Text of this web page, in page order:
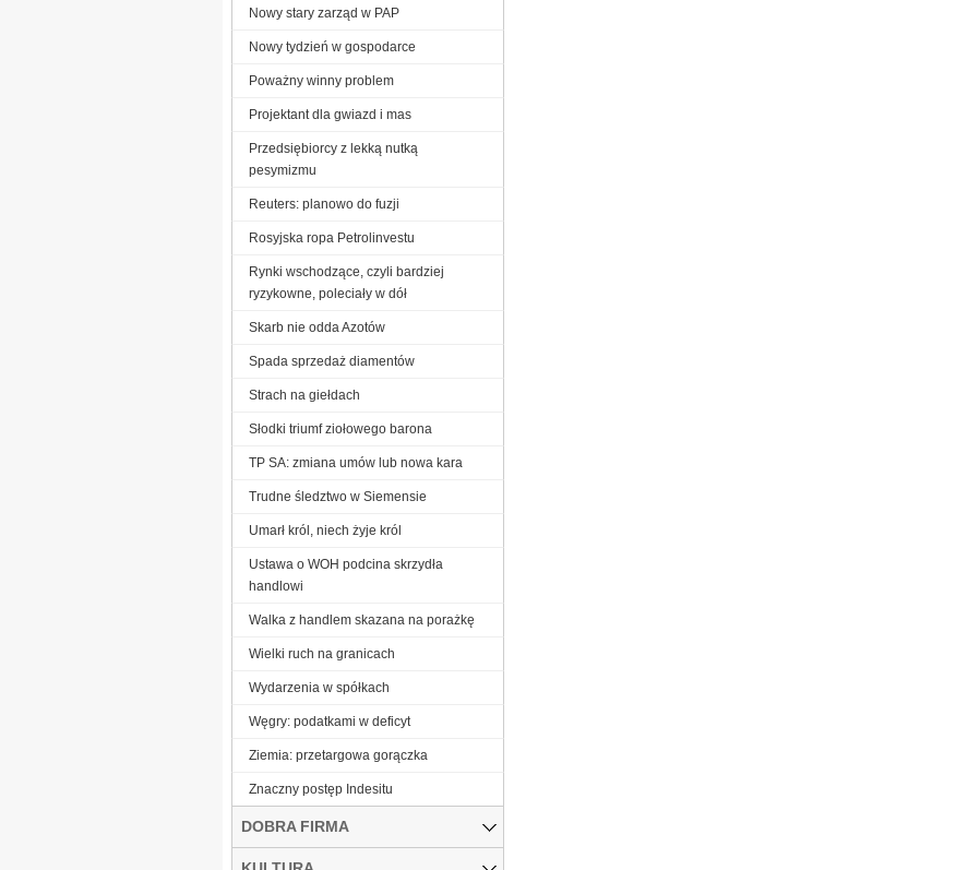
Nowy stary zarząd w PAP
Nowy tydzień w gospodarce
Poważny winny problem
Projektant dla gwiazd i mas
Przedsiębiorcy z lekką nutką
pesymizmu
Reuters: planowo do fuzji
Rosyjska ropa Petrolinvestu
Rynki wschodzące, czyli bardziej
ryzykowne, poleciały w dół
Skarb nie odda Azotów
Spada sprzedaż diamentów
Strach na giełdach
Słodki triumf ziołowego barona
TP SA: zmiana umów lub nowa kara
Trudne śledztwo w Siemensie
Umarł król, niech żyje król
Ustawa o WOH podcina skrzydła
handlowi
Walka z handlem skazana na porażkę
Wielki ruch na granicach
Wydarzenia w spółkach
Węgry: podatkami w deficyt
Ziemia: przetargowa gorączka
Znaczny postęp Indesitu
DOBRA FIRMA